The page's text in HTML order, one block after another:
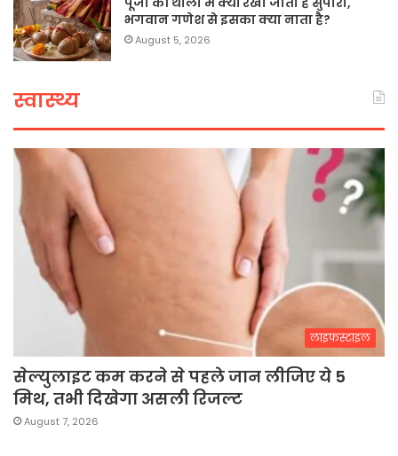
भगवान गणेश से इसका क्या नाता है?
August 5, 2026
स्वास्थ्य
लाइफस्टाइल
सेल्युलाइट कम करने से पहले जान लीजिए ये 5
मिथ, तभी दिखेगा असली रिजल्ट
August 7, 2026